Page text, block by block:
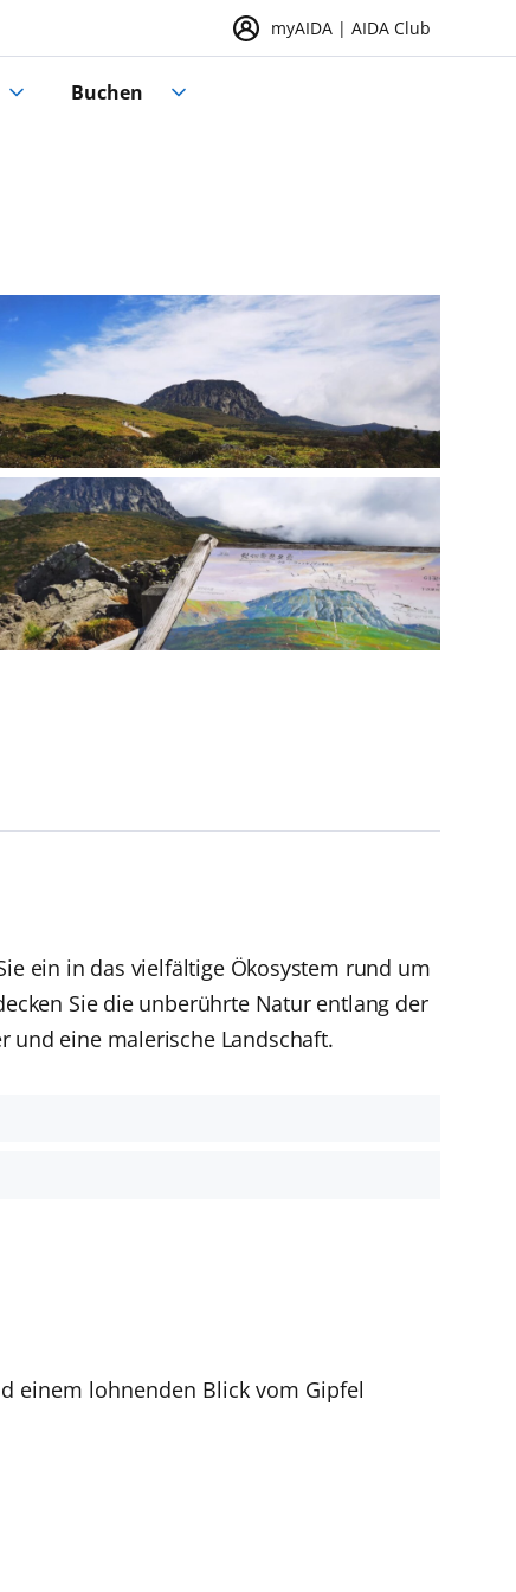
myAIDA | AIDA Club
Buchen
ein in das vielfältige Ökosystem rund um
Sie die unberührte Natur entlang der
und eine malerische Landschaft.
einem lohnenden Blick vom Gipfel